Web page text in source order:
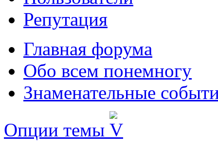
Репутация
Главная форума
Обо всем понемногу
Знаменательные
Опции темы